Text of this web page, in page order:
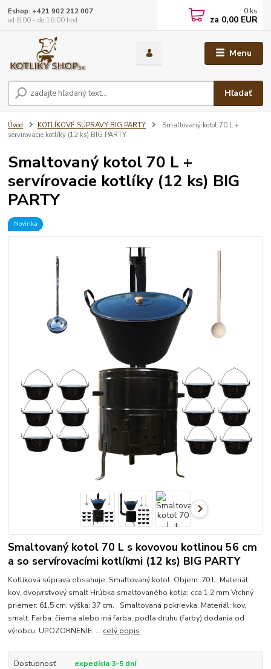
Menu
Hľadať
Eshop: +421 902 212 007
od 8:00 - do 16:00 hod
0 ks
za 0,00 EUR
Úvod KOTLÍKOVÉ SÚPRAVY BIG PARTY
Smaltovaný kotol 70 L +
servírovacie kotlíky (12 ks) BIG PARTY
Smaltovaný kotol 70 L +
servírovacie kotlíky (12 ks) BIG
PARTY
Novinka
Smaltovaný kotol 70 L s kovovou kotlinou 56 cm
a so servírovacími kotlíkmi (12 ks) BIG PARTY
Kotlíková súprava obsahuje: Smaltovaný kotol. Objem: 70 L. Materiál:
kov, dvojvrstvový smalt Hrúbka smaltovaného kotla: cca 1,2 mm Vrchný
priemer: 61,5 cm, výška: 37 cm. Smaltovaná pokrievka. Materiál: kov,
smalt. Farba: čierna alebo iná farba, podľa druhu (farby) dodania od
výrobcu. UPOZORNENIE: ... celý popis
Dostupnosť
expedícia 3-5 dní